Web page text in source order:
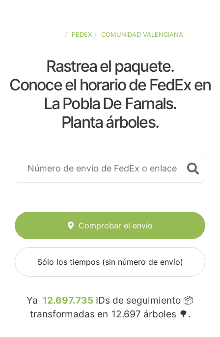
FEDEX COMUNIDAD VALENCIANA
Rastrea el paquete.
Conoce el horario de FedEx en
La Pobla De Farnals.
Planta árboles.
Comprobar el envío
Sólo los tiempos (sin número de envío)
Ya 12.697.735 IDs de seguimiento 📦
transformadas en 12.697 árboles 🌳.